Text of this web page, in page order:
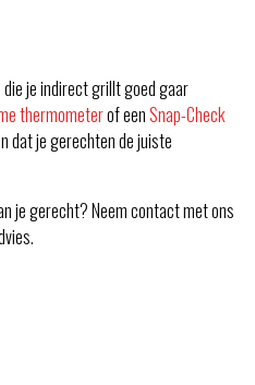
je indirect grillt goed gaar
thermometerof eenSnap-Check
dat je gerechten de juiste
je gerecht? Neem contact met ons